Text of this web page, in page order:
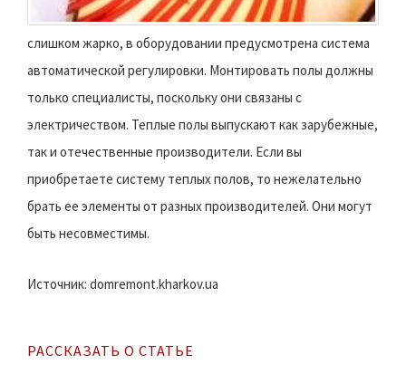
слишком жарко, в оборудовании предусмотрена система
автоматической регулировки. Монтировать полы должны
только специалисты, поскольку они связаны с
электричеством. Теплые полы выпускают как зарубежные,
так и отечественные производители. Если вы
приобретаете систему теплых полов, то нежелательно
брать ее элементы от разных производителей. Они могут
быть несовместимы.
Источник: domremont.kharkov.ua
РАССКАЗАТЬ О СТАТЬЕ